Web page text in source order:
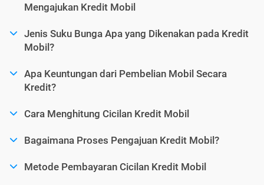
Mengajukan Kredit Mobil
Jenis Suku Bunga Apa yang Dikenakan pada Kredit
Mobil?
Apa Keuntungan dari Pembelian Mobil Secara
Kredit?
Cara Menghitung Cicilan Kredit Mobil
Bagaimana Proses Pengajuan Kredit Mobil?
Metode Pembayaran Cicilan Kredit Mobil